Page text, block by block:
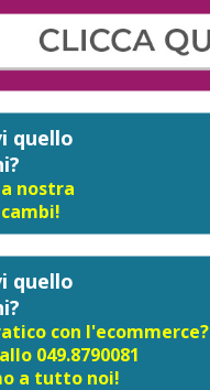
quello
nostra
quello
con l'ecommerce?
049.8790081
a tutto noi!